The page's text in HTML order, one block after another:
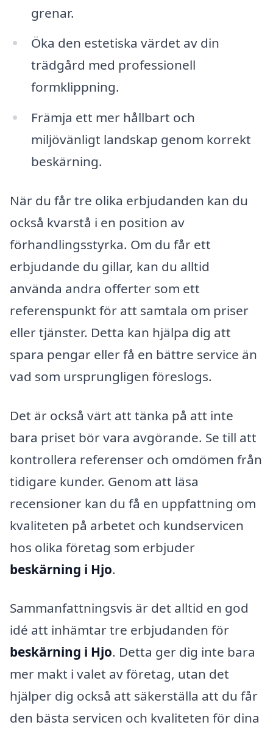
grenar.
Öka den estetiska värdet av din
trädgård med professionell
formklippning.
Främja ett mer hållbart och
miljövänligt landskap genom korrekt
beskärning.
När du får tre olika erbjudanden kan du
också kvarstå i en position av
förhandlingsstyrka. Om du får ett
erbjudande du gillar, kan du alltid
använda andra offerter som ett
referenspunkt för att samtala om priser
eller tjänster. Detta kan hjälpa dig att
spara pengar eller få en bättre service än
vad som ursprungligen föreslogs.
Det är också värt att tänka på att inte
bara priset bör vara avgörande. Se till att
kontrollera referenser och omdömen från
tidigare kunder. Genom att läsa
recensioner kan du få en uppfattning om
kvaliteten på arbetet och kundservicen
hos olika företag som erbjuder
beskärning i Hjo.
Sammanfattningsvis är det alltid en god
idé att inhämtar tre erbjudanden för
beskärning i Hjo. Detta ger dig inte bara
mer makt i valet av företag, utan det
hjälper dig också att säkerställa att du får
den bästa servicen och kvaliteten för dina